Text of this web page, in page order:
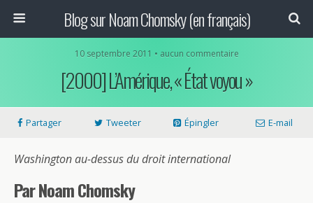
Blog sur Noam Chomsky (en français)
10 septembre 2011 • aucun commentaire
[2000] L’Amérique, « État voyou »
Partager Tweeter Épingler E-mail
Washington au-dessus du droit international
Par Noam Chomsky